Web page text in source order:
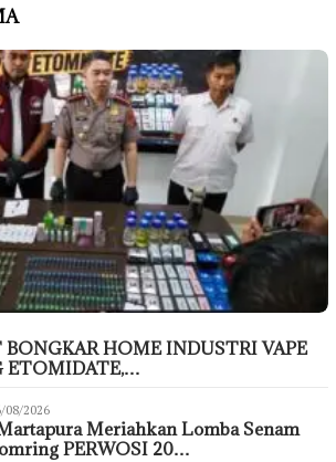
HOME INDUSTRI VAPE
ETOMIDATE,…
08/2026
Meriahkan Lomba Senam
PERWOSI 20…